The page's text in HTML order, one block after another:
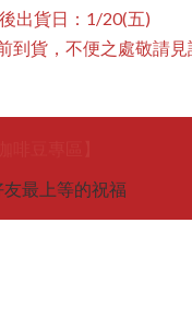
出貨日：1/20(五)
到貨，不便之處敬請見
最上等的祝福